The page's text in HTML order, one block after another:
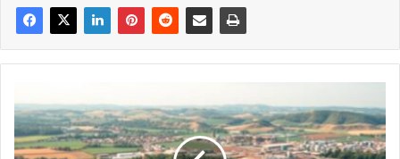
in
Lippe:
Welche